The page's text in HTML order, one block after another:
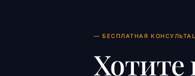
— БЕСПЛАТНАЯ
Хотите